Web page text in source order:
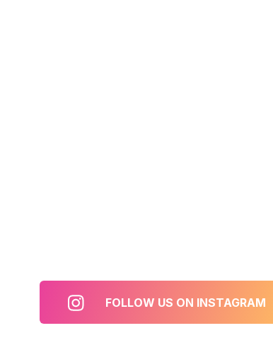
FOLLOW US ON INSTAGRAM